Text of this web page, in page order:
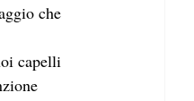
che
capelli